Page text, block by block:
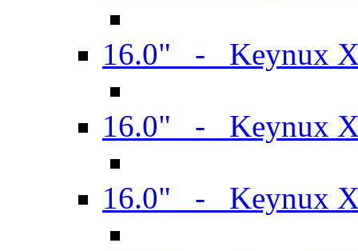
16.0" - Keynux
16.0" - Keynux
16.0" - Keynux